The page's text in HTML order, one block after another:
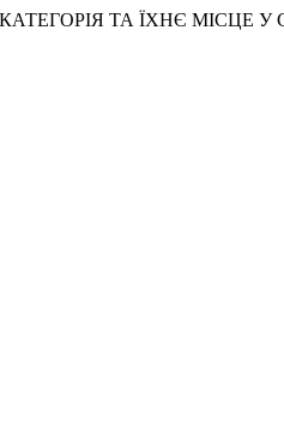
КАТЕГОРІЯ ТА ЇХНЄ МІСЦЕ